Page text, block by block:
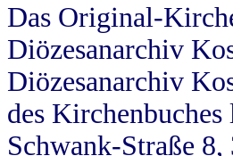
Das Original-
Diözesanarchiv
Diözesanarchiv
des
Schwank-Straße